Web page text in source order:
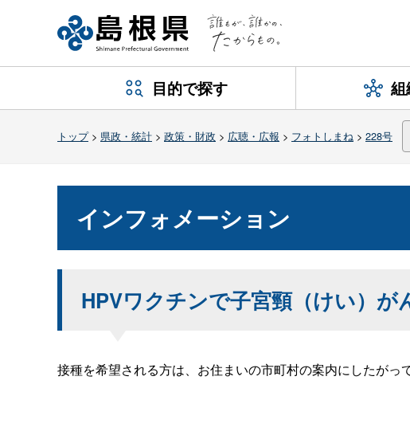
目的で探す
トップ> 県政・統計 > 政策・財政 > 広聴・広報 > フォトしまね > 228号
インフォメーション
HPVワクチンで子宮頸（けい）が
接種を希望される方は、お住まいの市町村の案内にしたがっ